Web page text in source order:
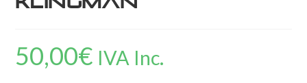
Klingman
50,00€ IVA Inc.